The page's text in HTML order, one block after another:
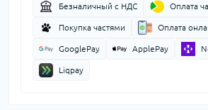
Безналичный с НДС Оплата
Покупка частями Оплата
GooglePay ApplePay
Liqpay